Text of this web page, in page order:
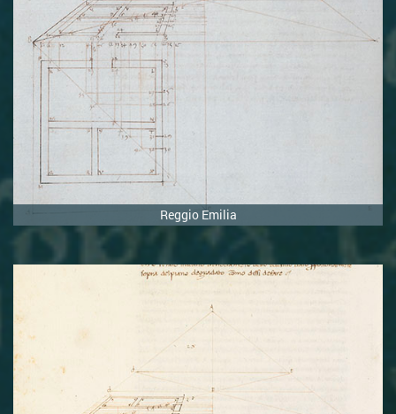
Proposizione 13
Proposizione 14
Proposizione 15
Proposizione 16
Proposizione 17
Proposizione 18
Proposizione 19
Proposizione 20
Proposizione 21
Proposizione 22
Proposizione 24
Proposizione 25
Proposizione 26
Reggio Emilia